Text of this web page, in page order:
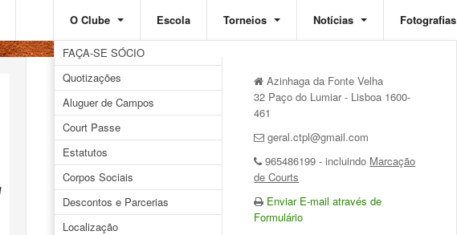
O Clube
FAÇA-SE SÓCIO
Quotizações
Aluguer de Campos
Court Passe
Estatutos
Corpos Sociais
Descontos e Parcerias
Localização
Azinhaga da Fonte Velha
32 Paço do Lumiar - Lisboa 1600-
461
geral.ctpl@gmail.com
965486199 - incluindo Marcação
de Courts
Enviar E-mail através de
Formulário
Escola Torneios Notícias Fotografias
Torneio Social de Inverno
GALERIA DE FOTOS